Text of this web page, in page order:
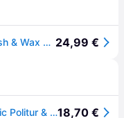
Wachspolitur Turtle Wax Ceramic Polish & Wax 500ml 24,99 €
TURTLE WAX Hybrid Solutions Ceramic Politur & Wax 053352 , 500 ml - Flasche18,70 €